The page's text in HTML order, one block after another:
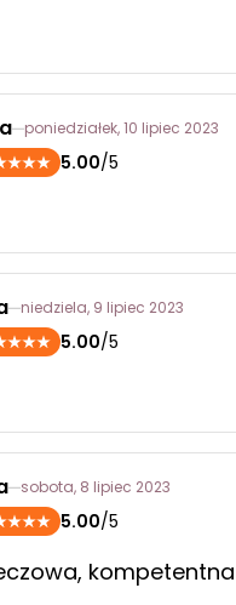
poniedziałek, 10 lipiec 2023
5.00/5
niedziela, 9 lipiec 2023
5.00/5
sobota, 8 lipiec 2023
5.00/5